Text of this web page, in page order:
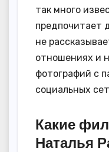
так много
предпочитает
не
отношениях и
фотографий с
социальных
Какие
Наталья